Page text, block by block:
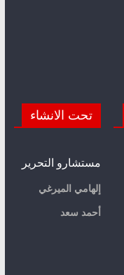
تحت الانشاء
مستشارو التحرير
إلهامي الميرغي
أحمد سعد